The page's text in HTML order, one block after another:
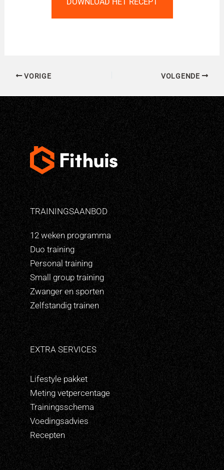
VORIGE VOLGENDE
TRAININGSAANBOD
12 weken programma
Duo training
Personal training
Small group training
Zwanger en sporten
Zelfstandig trainen
EXTRA SERVICES
Lifestyle pakket
Meting vetpercentage
Trainingsschema
Voedingsadvies
Recepten